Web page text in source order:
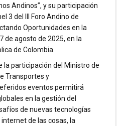
Andinos”, y su participación
3 del III Foro Andino de
Oportunidades en la
de agosto de 2025, en la
de Colombia.
la participación del Ministro de
Transportes y
eventos permitirá
en la gestión del
de nuevas tecnologías
de las cosas, la